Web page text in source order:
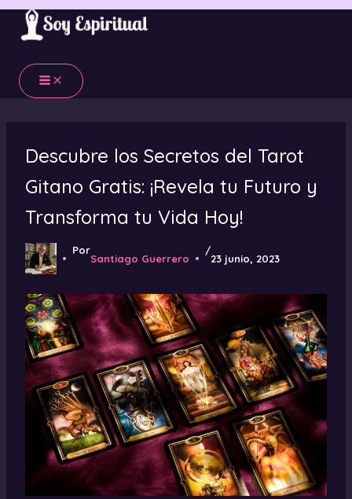
Ir
contenido
Descubre los Secretos del Tarot
Gitano Gratis: ¡Revela tu Futuro y
Transforma tu Vida Hoy!
Por
Santiago Guerrero
/
23 junio, 2023